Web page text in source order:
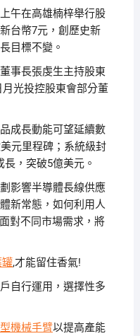
午在高雄楠梓舉行股
台幣7元，創歷史新
目標不變。
事長張虔生主持股東
光投控股東會部分董
成長動能可望延續數
元里程碑；系統級封
，突破5億美元。
影響半導體長線供應
新常態，如何利用人
對不同市場需求，將
,才能留住香氣!
自行運用，選擇性多
機械手臂以提高產能